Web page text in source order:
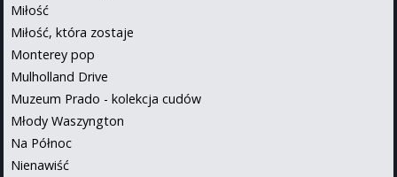
Miłość
Miłość, która zostaje
Monterey pop
Mulholland Drive
Muzeum Prado - kolekcja cudów
Młody Waszyngton
Na Północ
Nienawiść